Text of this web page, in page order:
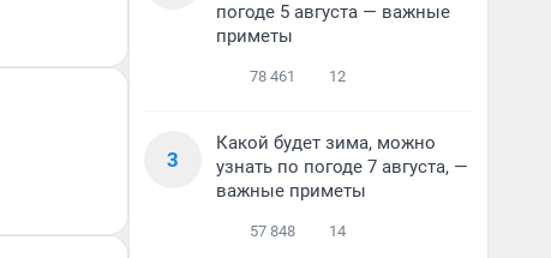
погоде 5 августа — важные
приметы
78 461 12
3
Какой будет зима, можно
узнать по погоде 7 августа, —
важные приметы
57 848 14